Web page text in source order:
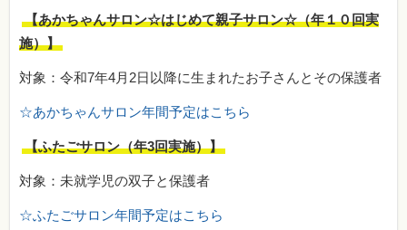
【あかちゃんサロン☆はじめて親子サロン☆（年１０回実
施）】
対象：令和7年4月2日以降に生まれたお子さんとその保護者
☆あかちゃんサロン年間予定はこちら
【ふたごサロン（年3回実施）】
対象：未就学児の双子と保護者
☆ふたごサロン年間予定はこちら